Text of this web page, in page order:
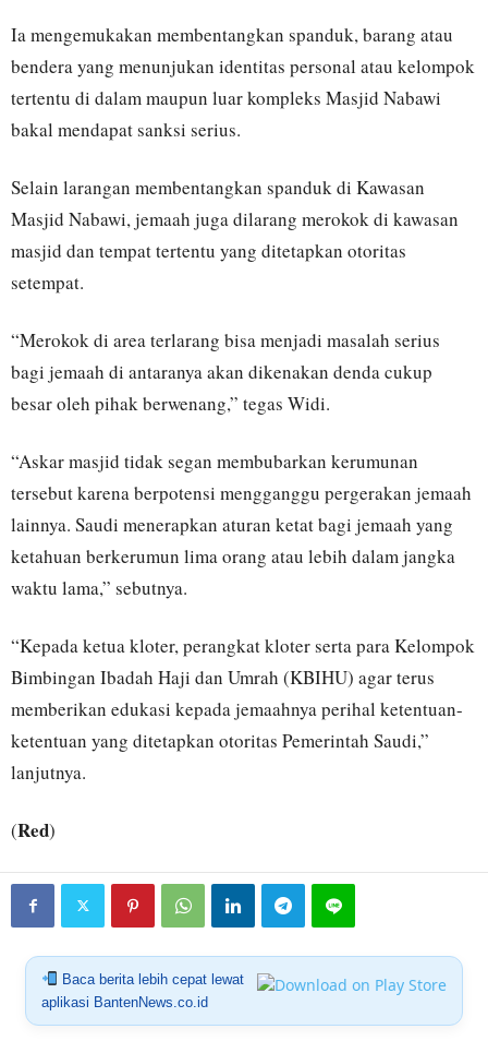
Ia mengemukakan membentangkan spanduk, barang atau
bendera yang menunjukan identitas personal atau kelompok
tertentu di dalam maupun luar kompleks Masjid Nabawi
bakal mendapat sanksi serius.
Selain larangan membentangkan spanduk di Kawasan
Masjid Nabawi, jemaah juga dilarang merokok di kawasan
masjid dan tempat tertentu yang ditetapkan otoritas
setempat.
“Merokok di area terlarang bisa menjadi masalah serius
bagi jemaah di antaranya akan dikenakan denda cukup
besar oleh pihak berwenang,” tegas Widi.
“Askar masjid tidak segan membubarkan kerumunan
tersebut karena berpotensi mengganggu pergerakan jemaah
lainnya. Saudi menerapkan aturan ketat bagi jemaah yang
ketahuan berkerumun lima orang atau lebih dalam jangka
waktu lama,” sebutnya.
“Kepada ketua kloter, perangkat kloter serta para Kelompok
Bimbingan Ibadah Haji dan Umrah (KBIHU) agar terus
memberikan edukasi kepada jemaahnya perihal ketentuan-
ketentuan yang ditetapkan otoritas Pemerintah Saudi,”
lanjutnya.
(Red)
Baca berita lebih cepat lewat
aplikasi BantenNews.co.id